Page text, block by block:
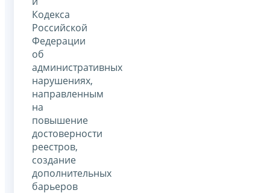
Кодекса
Российской
Федерации
об
административных
нарушениях,
направленным
на
повышение
достоверности
реестров,
создание
дополнительных
барьеров